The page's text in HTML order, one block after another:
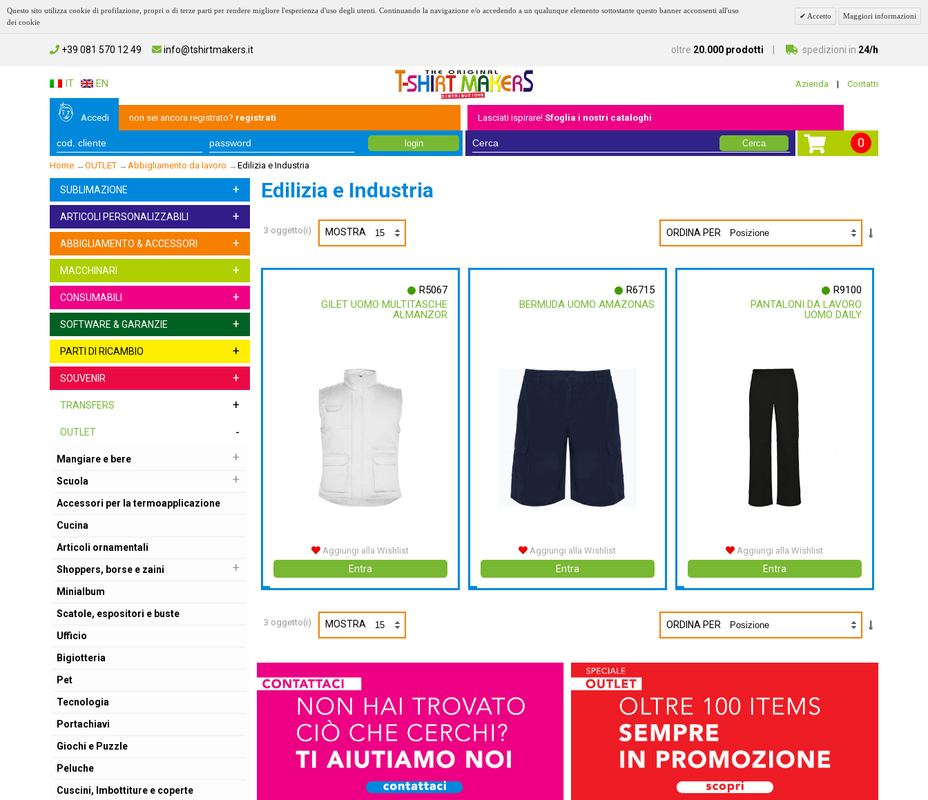
Questo sito utilizza cookie di profilazione, propri o di terze parti per rendere migliore l'esperienza d'uso degli utenti. Continuando la navigazione e/o accedendo a un qualunque elemento sottostante questo banner acconsenti all'uso
dei cookie
Accetto Maggiori informazioni
+39 081 570 12 49 info@tshirtmakers.it oltre 20.000 prodotti spedizioni in 24/h
IT EN Azienda | Contatti
Accedi non sei ancora registrato? registrati Lasciati ispirare! Sfoglia i nostri cataloghi
login Cerca 0
Home → OUTLET → Abbigliamento da lavoro → Edilizia e Industria
SUBLIMAZIONE +
ARTICOLI PERSONALIZZABILI +
ABBIGLIAMENTO & ACCESSORI +
MACCHINARI +
CONSUMABILI +
SOFTWARE & GARANZIE +
PARTI DI RICAMBIO +
SOUVENIR +
TRANSFERS +
OUTLET -
Mangiare e bere +
Scuola +
Accessori per la termoapplicazione
Cucina
Articoli ornamentali
Shoppers, borse e zaini
+
Minialbum
Scatole, espositori e buste
Ufficio
Bigiotteria
Pet
Tecnologia
Portachiavi
Giochi e Puzzle
Peluche
Cuscini, Imbottiture e coperte
Edilizia e Industria
3 oggetto(i) MOSTRA ORDINA PER
R5067
GILET UOMO MULTITASCHE
ALMANZOR
Aggiungi alla Wishlist
Entra
R6715
BERMUDA UOMO AMAZONAS
Aggiungi alla Wishlist
Entra
R9100
PANTALONI DA LAVORO
UOMO DAILY
Aggiungi alla Wishlist
Entra
3 oggetto(i) MOSTRA ORDINA PER